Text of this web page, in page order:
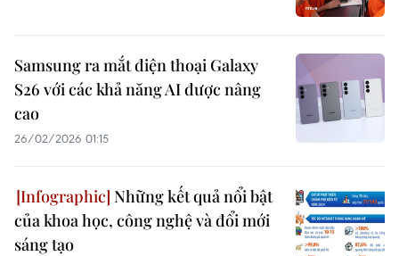
Samsung ra mắt điện thoại Galaxy
S26 với các khả năng AI được nâng
cao
26/02/2026 01:15
Những kết quả nổi bật
của khoa học, công nghệ và đổi mới
sáng tạo